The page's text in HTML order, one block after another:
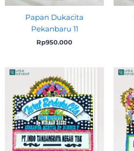
Papan Dukacita
Pekanbaru 11
Rp950.000